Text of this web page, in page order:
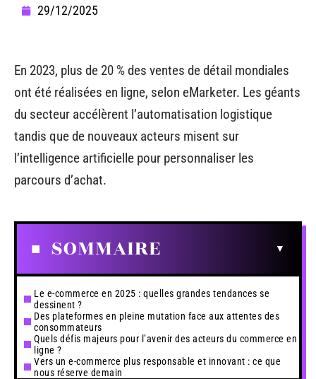
29/12/2025
En 2023, plus de 20 % des ventes de détail mondiales
ont été réalisées en ligne, selon eMarketer. Les géants
du secteur accélèrent l’automatisation logistique
tandis que de nouveaux acteurs misent sur
l’intelligence artificielle pour personnaliser les
parcours d’achat.
SOMMAIRE
Le e-commerce en 2025 : quelles grandes tendances se
dessinent ?
Des plateformes en pleine mutation face aux attentes des
consommateurs
Quels défis majeurs pour l’avenir des acteurs du commerce en
ligne ?
Vers un e-commerce plus responsable et innovant : ce que
nous réserve demain